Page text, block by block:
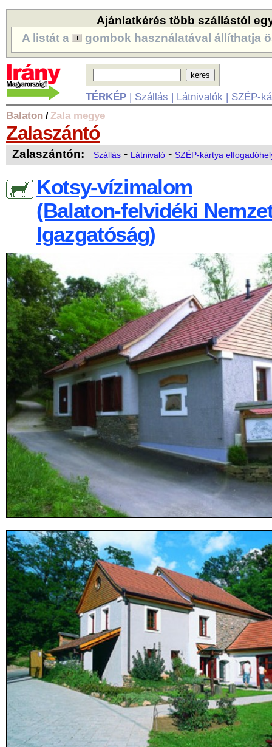
Ajánlatkérés több szállástól
A listát a
gombok használatával állíthatja
TÉRKÉP| Szállás | Látnivalók | SZÉP-
Balaton /Zala megye
Zalaszántó
Zalaszántón: Szállás - Látnivaló - SZÉP-kártya
Kotsy-vízimalom
(Balaton-felvidéki
Igazgatóság)